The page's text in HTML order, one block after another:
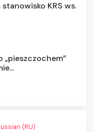
stanowisko KRS ws.
„pieszczochem”
(RU) ·